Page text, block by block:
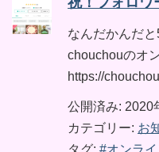
なんだかんだと
chouchouのオ
https://
公開済み: 2020
カテゴリー: お
タグ: #オンラ